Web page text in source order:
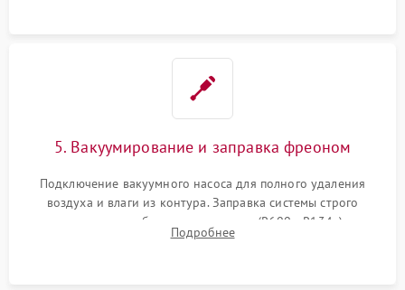
5. Вакуумирование и заправка фреоном
Подключение вакуумного насоса для полного удаления
воздуха и влаги из контура. Заправка системы строго
дозированным объемом хладагента (R600a, R134a) по
электронным весам. Контроль рабочего давления в системе.
Подробнее